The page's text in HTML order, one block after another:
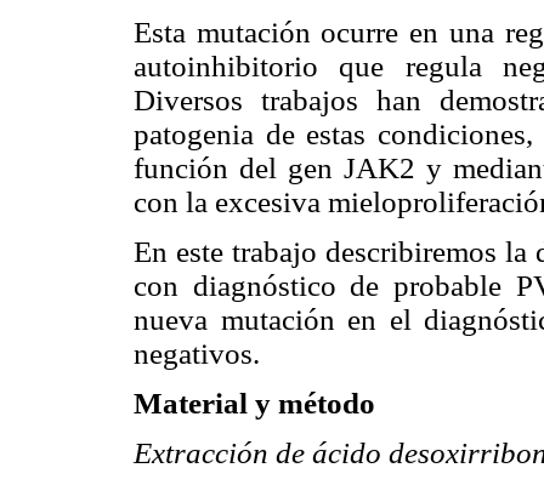
Esta mutación ocurre en una
autoinhibitorio que regula
Diversos trabajos han
patogenia de estas
función del gen JAK2 y
con la excesiva
En este trabajo describiremos la
con diagnóstico de probable
nueva mutación en el
negativos.
Material y método
Extracción de ácido